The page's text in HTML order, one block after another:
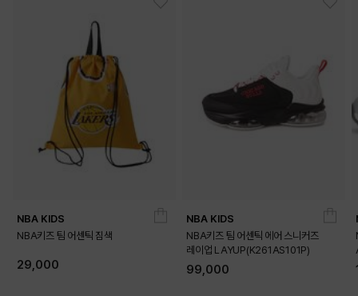
LIGHT PURPLE LIGHT PINK
NBA KIDS
NBA키즈 팀 어센틱 짐색
29,000
NBA KIDS
NBA키즈 팀 어센틱 에어 스니커즈
레이업 LAYUP(K261AS101P)
99,000